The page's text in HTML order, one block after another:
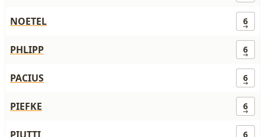
NOETEL 6
PHLIPP 6
PACIUS 6
PIEFKE 6
6